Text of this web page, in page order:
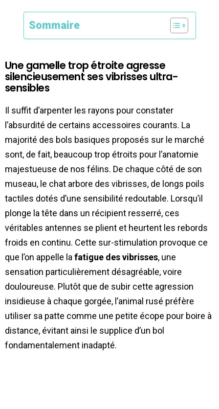
Sommaire
Une gamelle trop étroite agresse
silencieusement ses vibrisses ultra-
sensibles
Il suffit d’arpenter les rayons pour constater
l’absurdité de certains accessoires courants. La
majorité des bols basiques proposés sur le marché
sont, de fait, beaucoup trop étroits pour l’anatomie
majestueuse de nos félins. De chaque côté de son
museau, le chat arbore des vibrisses, de longs poils
tactiles dotés d’une sensibilité redoutable. Lorsqu’il
plonge la tête dans un récipient resserré, ces
véritables antennes se plient et heurtent les rebords
froids en continu. Cette sur-stimulation provoque ce
que l’on appelle la fatigue des vibrisses, une
sensation particulièrement désagréable, voire
douloureuse. Plutôt que de subir cette agression
insidieuse à chaque gorgée, l’animal rusé préfère
utiliser sa patte comme une petite écope pour boire à
distance, évitant ainsi le supplice d’un bol
fondamentalement inadapté.